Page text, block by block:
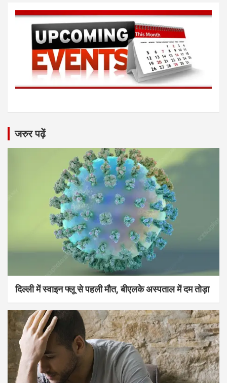
जरुर पढ़ें
दिल्ली में स्वाइन फ्लू से पहली मौत, बीएलके अस्पताल में दम तोड़ा